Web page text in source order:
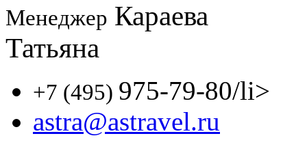
Менеджер Караева
Татьяна
+7 (495) 975-79-80/li>
astra@astravel.ru